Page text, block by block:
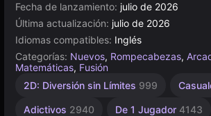
Fecha de lanzamiento: julio de 2026
Última actualización: julio de 2026
Idiomas compatibles: Inglés
Categorías: Nuevos, Rompecabezas,
Matemáticas, Fusión
2D: Diversión sin Límites 999
Adictivos 2940 De 1 Jugador 4143